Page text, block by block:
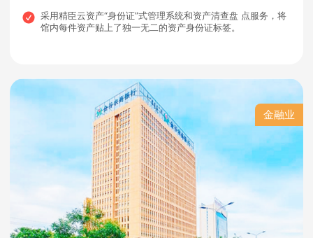
采用精臣云资产“身份证”式管理系统和资产清查盘 点服务，将
馆内每件资产贴上了独一无二的资产身份证标签。
金融业